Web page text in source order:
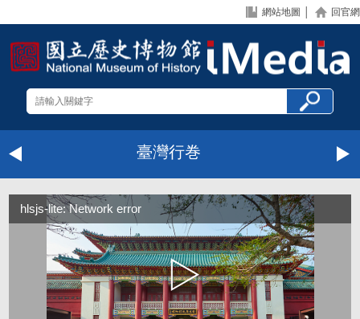
網站地圖 回官網
臺灣行巻
hlsjs-lite: Network error